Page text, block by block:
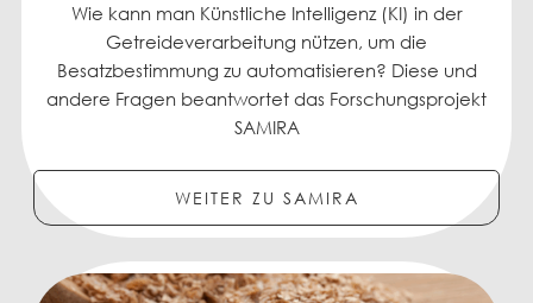
Wie kann man Künstliche Intelligenz (KI) in der
Getreideverarbeitung nützen, um die
Besatzbestimmung zu automatisieren? Diese und
andere Fragen beantwortet das Forschungsprojekt
SAMIRA
WEITER ZU SAMIRA